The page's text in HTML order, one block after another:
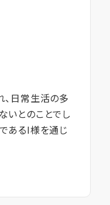
日常生活の多
いとのことでし
あるI様を通じ